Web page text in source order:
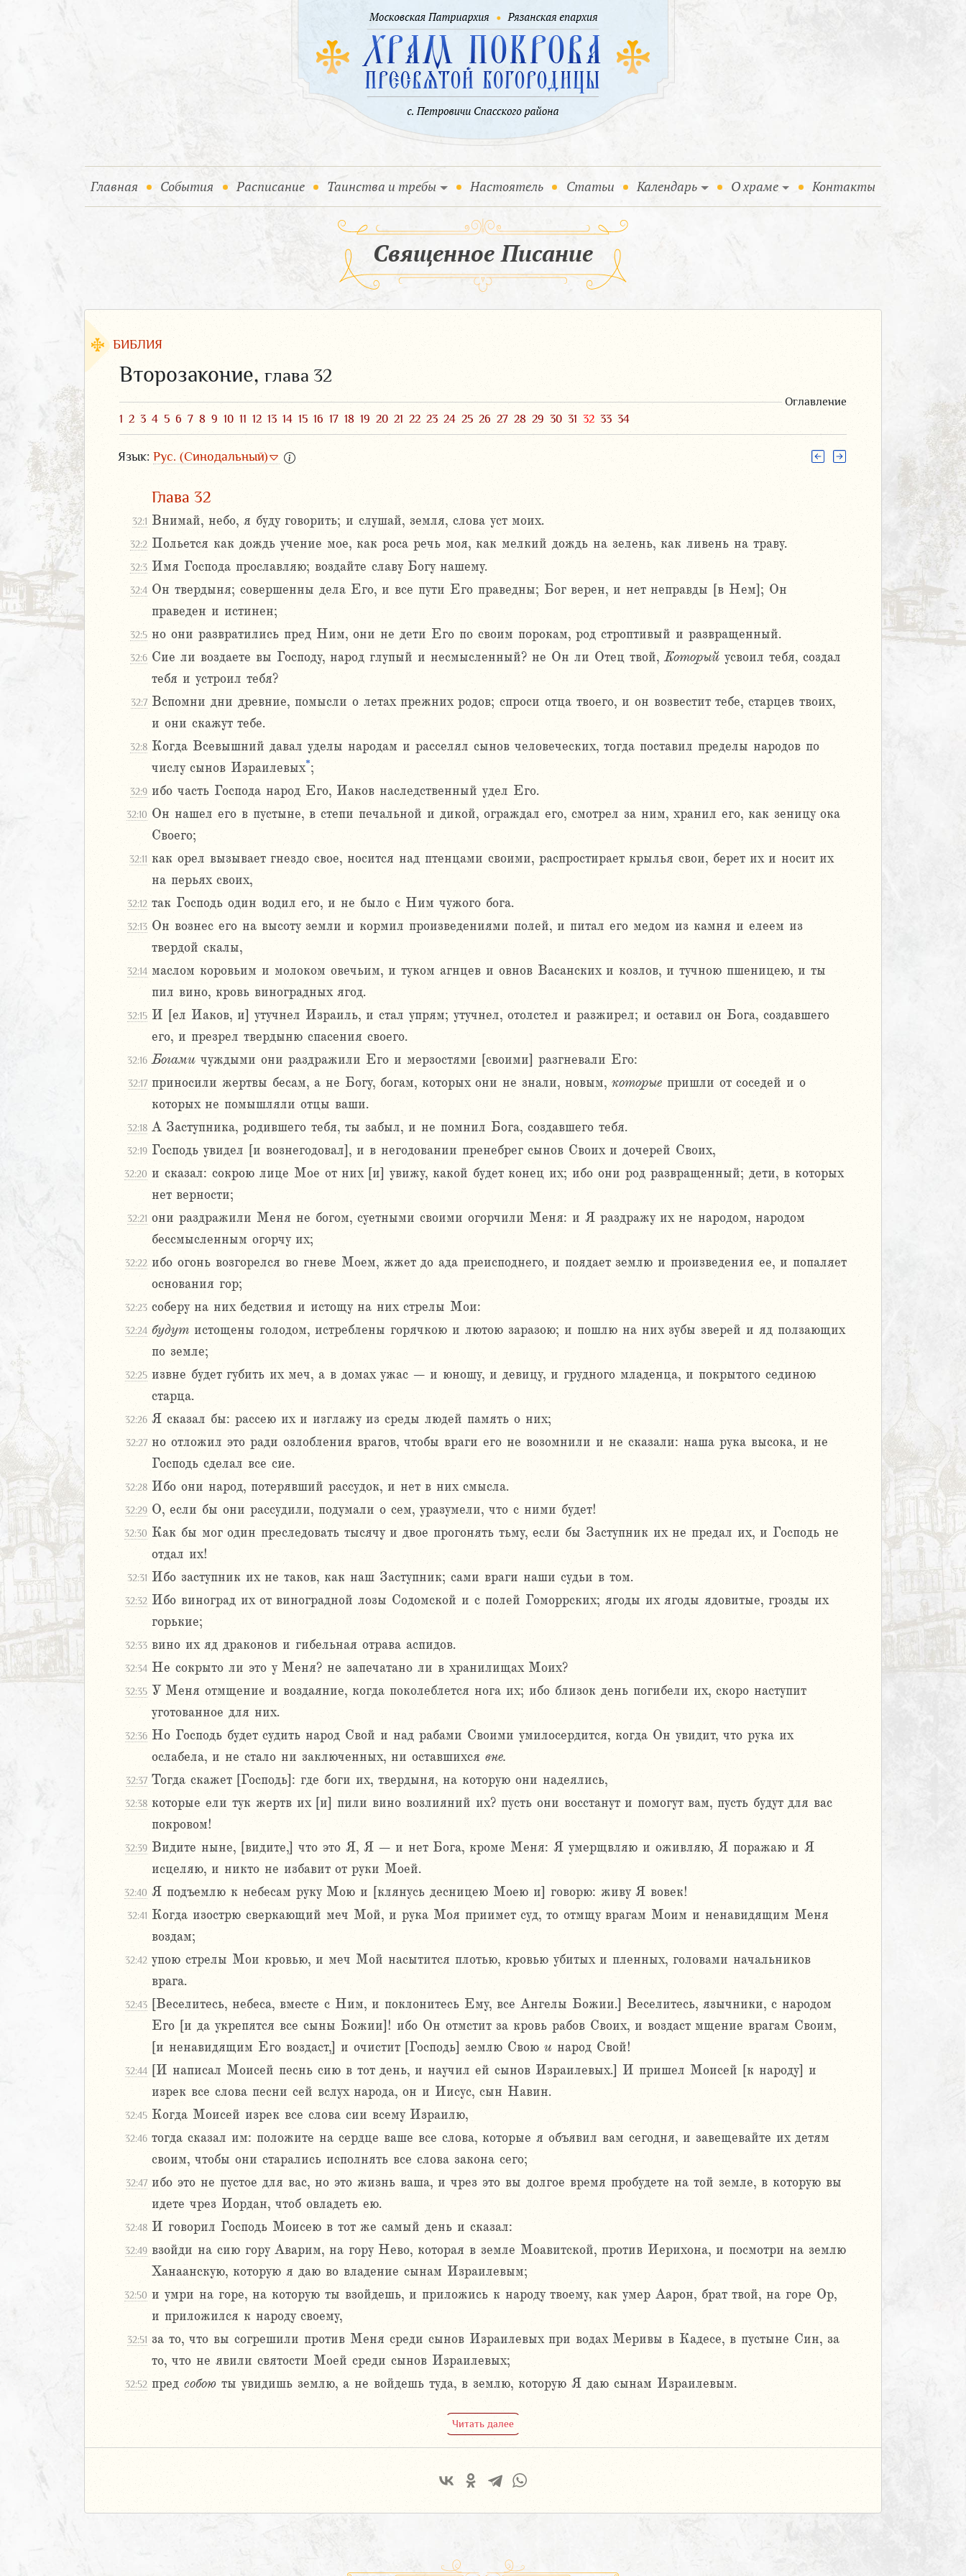
Главная (current)
События (current)
Расписание Таинства и требы Настоятель Статьи Календарь О храме Контакты
Священное Писание
БИБЛИЯ
Второзаконие, глава 32
Оглавление
1 2 3 4 5 6 7 8 9 10 11 12 13 14 15 16 17 18 19 20 21 22 23 24 25 26 27 28 29 30 31 32 33 34
Язык: Рус. (Синодальный)
Глава 32
32:1 Внимай, небо, я буду говорить; и слушай, земля, слова уст моих.
32:2 Польется как дождь учение мое, как роса речь моя, как мелкий дождь на зелень, как ливень на траву.
32:3 Имя Господа прославляю; воздайте славу Богу нашему.
32:4 Он твердыня; совершенны дела Его, и все пути Его праведны; Бог верен, и нет неправды [в Нем]; Он
праведен и истинен;
32:5 но они развратились пред Ним, они не дети Его по своим порокам, род строптивый и развращенный.
32:6 Сие ли воздаете вы Господу, народ глупый и несмысленный? не Он ли Отец твой,Который усвоил тебя, создал
тебя и устроил тебя?
32:7 Вспомни дни древние, помысли о летах прежних родов; спроси отца твоего, и он возвестит тебе, старцев твоих,
и они скажут тебе.
32:8 Когда Всевышний давал уделы народам и расселял сынов человеческих, тогда поставил пределы народов по
числу сынов Израилевых*;
32:9 ибо часть Господа народ Его, Иаков наследственный удел Его.
32:10 Он нашел его в пустыне, в степи печальной и дикой, ограждал его, смотрел за ним, хранил его, как зеницу ока
Своего;
32:11 как орел вызывает гнездо свое, носится над птенцами своими, распростирает крылья свои, берет их и носит их
на перьях своих,
32:12 так Господь один водил его, и не было с Ним чужого бога.
32:13 Он вознес его на высоту земли и кормил произведениями полей, и питал его медом из камня и елеем из
твердой скалы,
32:14 маслом коровьим и молоком овечьим, и туком агнцев и овнов Васанских и козлов, и тучною пшеницею, и ты
пил вино, кровь виноградных ягод.
32:15 И [ел Иаков, и] утучнел Израиль, и стал упрям; утучнел, отолстел и разжирел; и оставил он Бога, создавшего
его, и презрел твердыню спасения своего.
32:16 Богами чуждыми они раздражили Его и мерзостями [своими] разгневали Его:
32:17 приносили жертвы бесам, а не Богу, богам, которых они не знали, новым, которые пришли от соседей и о
которых не помышляли отцы ваши.
32:18 А Заступника, родившего тебя, ты забыл, и не помнил Бога, создавшего тебя.
32:19 Господь увидел [и вознегодовал], и в негодовании пренебрег сынов Своих и дочерей Своих,
32:20 и сказал: сокрою лице Мое от них [и] увижу, какой будет конец их; ибо они род развращенный; дети, в которых
нет верности;
32:21 они раздражили Меня не богом, суетными своими огорчили Меня: и Я раздражу их не народом, народом
бессмысленным огорчу их;
32:22 ибо огонь возгорелся во гневе Моем, жжет до ада преисподнего, и поядает землю и произведения ее, и попаляет
основания гор;
32:23 соберу на них бедствия и истощу на них стрелы Мои:
32:24 будут истощены голодом, истреблены горячкою и лютою заразою; и пошлю на них зубы зверей и яд ползающих
по земле;
32:25 извне будет губить их меч, а в домах ужас – и юношу, и девицу, и грудного младенца, и покрытого сединою
старца.
32:26 Я сказал бы: рассею их и изглажу из среды людей память о них;
32:27 но отложил это ради озлобления врагов, чтобы враги его не возомнили и не сказали: наша рука высока, и не
Господь сделал все сие.
32:28 Ибо они народ, потерявший рассудок, и нет в них смысла.
32:29 О, если бы они рассудили, подумали о сем, уразумели, что с ними будет!
32:30 Как бы мог один преследовать тысячу и двое прогонять тьму, если бы Заступник их не предал их, и Господь не
отдал их!
32:31 Ибо заступник их не таков, как наш Заступник; сами враги наши судьи в том.
32:32 Ибо виноград их от виноградной лозы Содомской и с полей Гоморрских; ягоды их ягоды ядовитые, грозды их
горькие;
32:33 вино их яд драконов и гибельная отрава аспидов.
32:34 Не сокрыто ли это у Меня? не запечатано ли в хранилищах Моих?
32:35 У Меня отмщение и воздаяние, когда поколеблется нога их; ибо близок день погибели их, скоро наступит
уготованное для них.
32:36 Но Господь будет судить народ Свой и над рабами Своими умилосердится, когда Он увидит, что рука их
ослабела, и не стало ни заключенных, ни оставшихся вне.
32:37 Тогда скажет [Господь]: где боги их, твердыня, на которую они надеялись,
32:38 которые ели тук жертв их [и] пили вино возлияний их? пусть они восстанут и помогут вам, пусть будут для вас
покровом!
32:39 Видите ныне, [видите,] что это Я, Я – и нет Бога, кроме Меня: Я умерщвляю и оживляю, Я поражаю и Я
исцеляю, и никто не избавит от руки Моей.
32:40 Я подъемлю к небесам руку Мою и [клянусь десницею Моею и] говорю: живу Я вовек!
32:41 Когда изострю сверкающий меч Мой, и рука Моя приимет суд, то отмщу врагам Моим и ненавидящим Меня
воздам;
32:42 упою стрелы Мои кровью, и меч Мой насытится плотью, кровью убитых и пленных, головами начальников
врага.
32:43
[Веселитесь, небеса, вместе с Ним, и поклонитесь Ему, все Ангелы Божии.] Веселитесь, язычники, с народом
Его [и да укрепятся все сыны Божии]! ибо Он отмстит за кровь рабов Своих, и воздаст мщение врагам Своим,
[и ненавидящим Его воздаст,] и очистит [Господь] землю Свою и народ Свой!
32:44
[И написал Моисей песнь сию в тот день, и научил ей сынов Израилевых.] И пришел Моисей [к народу] и
изрек все слова песни сей вслух народа, он и Иисус, сын Навин.
32:45 Когда Моисей изрек все слова сии всему Израилю,
32:46 тогда сказал им: положите на сердце ваше все слова, которые я объявил вам сегодня, и завещевайте их детям
своим, чтобы они старались исполнять все слова закона сего;
32:47 ибо это не пустое для вас, но это жизнь ваша, и чрез это вы долгое время пробудете на той земле, в которую вы
идете чрез Иордан, чтоб овладеть ею.
32:48 И говорил Господь Моисею в тот же самый день и сказал:
32:49 взойди на сию гору Аварим, на гору Нево, которая в земле Моавитской, против Иерихона, и посмотри на землю
Ханаанскую, которую я даю во владение сынам Израилевым;
32:50 и умри на горе, на которую ты взойдешь, и приложись к народу твоему, как умер Аарон, брат твой, на горе Ор,
и приложился к народу своему,
32:51 за то, что вы согрешили против Меня среди сынов Израилевых при водах Меривы в Кадесе, в пустыне Син, за
то, что не явили святости Моей среди сынов Израилевых;
32:52 пред собою ты увидишь землю, а не войдешь туда, в землю, которую Я даю сынам Израилевым.
Читать далее